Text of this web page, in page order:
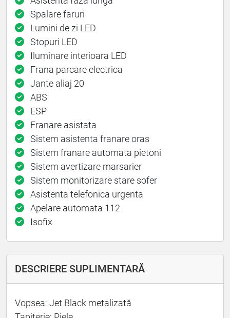
Spalare faruri
Lumini de zi LED
Stopuri LED
Iluminare interioara LED
Frana parcare electrica
Jante aliaj 20
ABS
ESP
Franare asistata
Sistem asistenta franare oras
Sistem franare automata pietoni
Sistem avertizare marsarier
Sistem monitorizare stare sofer
Asistenta telefonica urgenta
Apelare automata 112
Isofix
DESCRIERE SUPLIMENTARĂ
Vopsea: Jet Black metalizată